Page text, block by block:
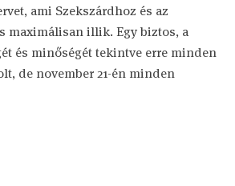
ami Szekszárdhoz és az
maximálisan illik. Egy biztos, a
és minőségét tekintve erre minden
de november 21-én minden